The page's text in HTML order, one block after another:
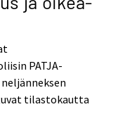
PATJA-
tilastokautta